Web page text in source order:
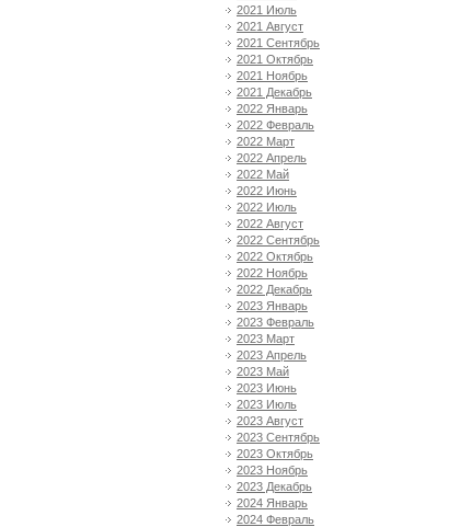
2021 Июль
2021 Август
2021 Сентябрь
2021 Октябрь
2021 Ноябрь
2021 Декабрь
2022 Январь
2022 Февраль
2022 Март
2022 Апрель
2022 Май
2022 Июнь
2022 Июль
2022 Август
2022 Сентябрь
2022 Октябрь
2022 Ноябрь
2022 Декабрь
2023 Январь
2023 Февраль
2023 Март
2023 Апрель
2023 Май
2023 Июнь
2023 Июль
2023 Август
2023 Сентябрь
2023 Октябрь
2023 Ноябрь
2023 Декабрь
2024 Январь
2024 Февраль